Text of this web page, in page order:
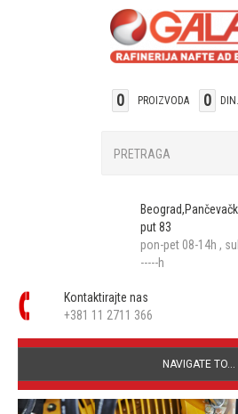
0 PROIZVODA 0 DIN.
put 83
pon-pet 08-14h ,
-----h
Kontaktirajte nas
+381 11 2711 366
NAVIGATE TO...